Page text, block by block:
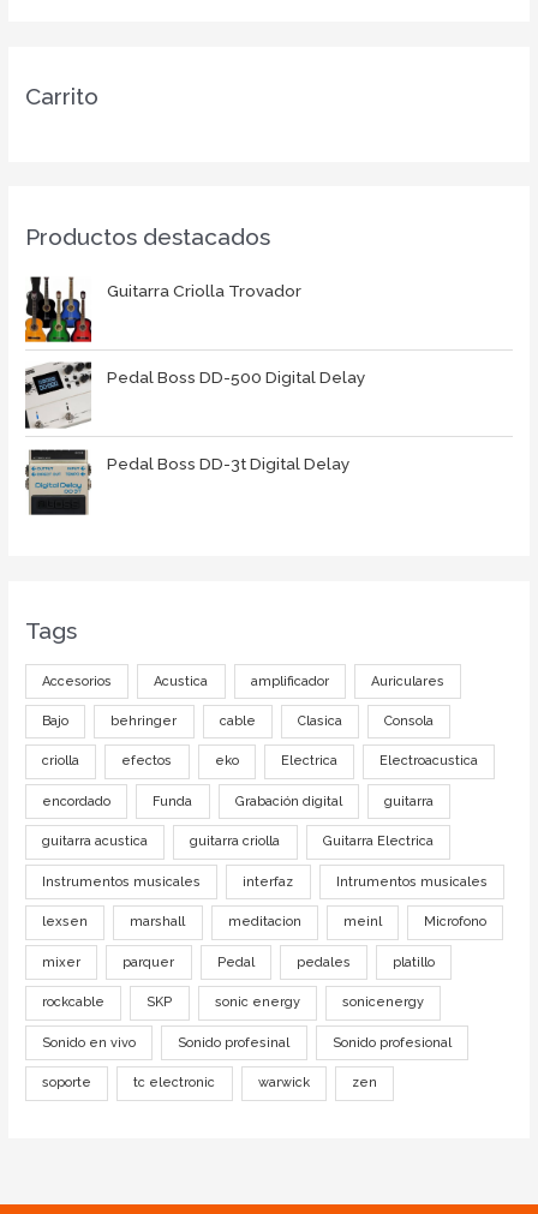
Carrito
Productos destacados
Guitarra Criolla Trovador
Pedal Boss DD-500 Digital Delay
Pedal Boss DD-3t Digital Delay
Tags
Accesorios Acustica amplificador Auriculares
Bajo behringer cable Clasica Consola
criolla efectos eko Electrica Electroacustica
encordado Funda Grabación digital guitarra
guitarra acustica guitarra criolla Guitarra Electrica
Instrumentos musicales interfaz Intrumentos musicales
lexsen marshall meditacion meinl Microfono
mixer parquer Pedal pedales platillo
rockcable SKP sonic energy sonicenergy
Sonido en vivo Sonido profesinal Sonido profesional
soporte tc electronic warwick zen